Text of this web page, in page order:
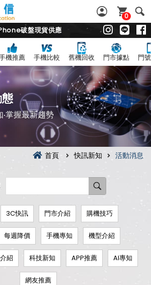
0
破盤現貨供應
機推薦 手機比較 舊機回收 門市據點 門
掌握最新趨勢
首頁 快訊新知 活動消息
3C快訊 門市介紹 購機技巧
每週降價 手機專知 機型介紹
紹 科技新知 APP推薦 AI專知
網友推薦